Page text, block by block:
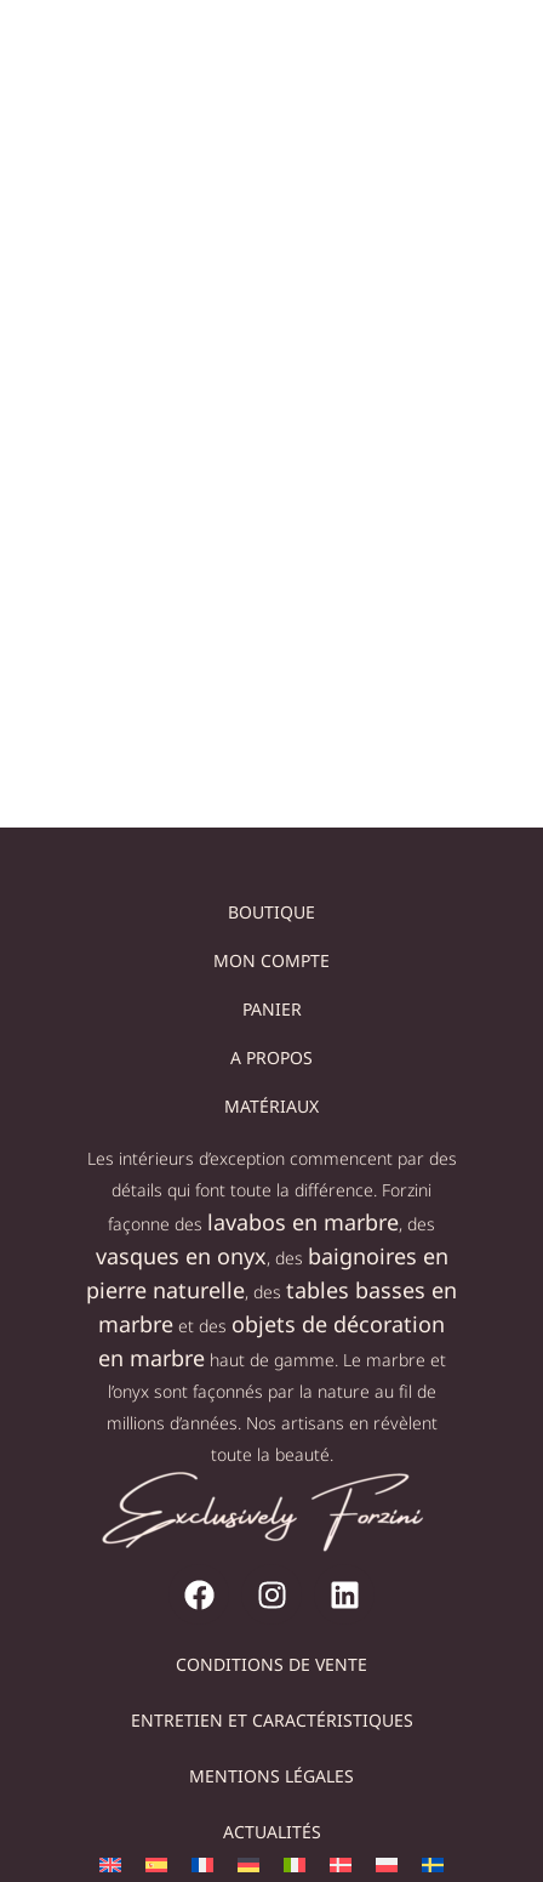
BOUTIQUE
MON COMPTE
PANIER
A PROPOS
MATÉRIAUX
Les intérieurs d’exception commencent par des
détails qui font toute la différence. Forzini
façonne des lavabos en marbre, des
vasques en onyx, des baignoires en
pierre naturelle, des tables basses en
marbre et des objets de décoration
en marbrehaut de gamme. Le marbre et
l’onyx sont façonnés par la nature au fil de
millions d’années. Nos artisans en révèlent
toute la beauté.
CONDITIONS DE VENTE
ENTRETIEN ET CARACTÉRISTIQUES
MENTIONS LÉGALES
ACTUALITÉS